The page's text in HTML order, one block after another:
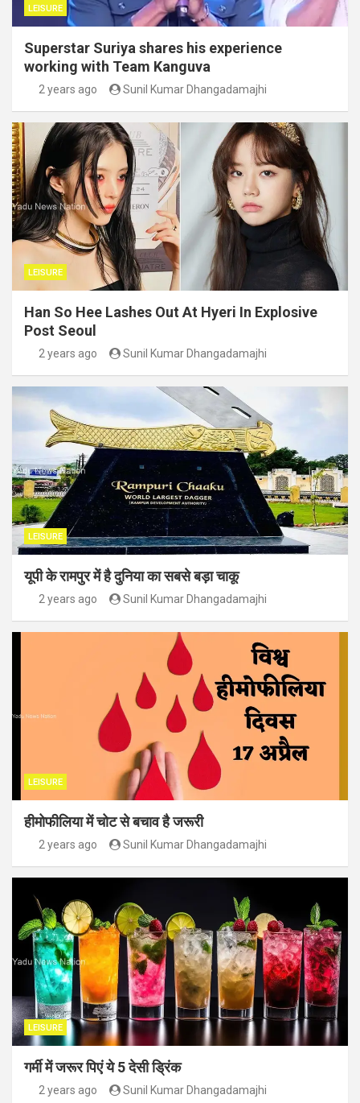
LEISURE
Superstar Suriya shares his experience
working with Team Kanguva
2 years ago Sunil Kumar Dhangadamajhi
LEISURE
Han So Hee Lashes Out At Hyeri In Explosive
Post Seoul
2 years ago Sunil Kumar Dhangadamajhi
LEISURE
यूपी के रामपुर में है दुनिया का सबसे बड़ा चाकू
2 years ago Sunil Kumar Dhangadamajhi
LEISURE
हीमोफीलिया में चोट से बचाव है जरूरी
2 years ago Sunil Kumar Dhangadamajhi
LEISURE
गर्मी में जरूर पिएं ये 5 देसी ड्रिंक
2 years ago Sunil Kumar Dhangadamajhi